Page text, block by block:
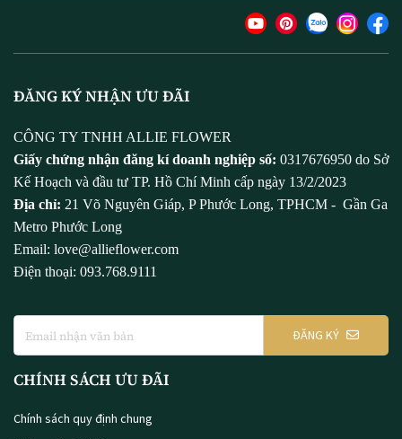
ĐĂNG KÝ NHẬN ƯU ĐÃI
CÔNG TY TNHH ALLIE FLOWER
Giấy chứng nhận đăng kí doanh nghiệp số: 0317676950 do Sở
Kế Hoạch và đầu tư TP. Hồ Chí Minh cấp ngày 13/2/2023
Địa chỉ: 21 Võ Nguyên Giáp, P Phước Long, TPHCM - Gần Ga
Metro Phước Long
Email: love@allieflower.com
Điện thoại: 093.768.9111
ĐĂNG KÝ
CHÍNH SÁCH ƯU ĐÃI
Chính sách quy định chung